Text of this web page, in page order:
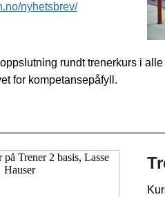
nyhetsbrev/
rundt trenerkurs i
for kompetansepåfyll.